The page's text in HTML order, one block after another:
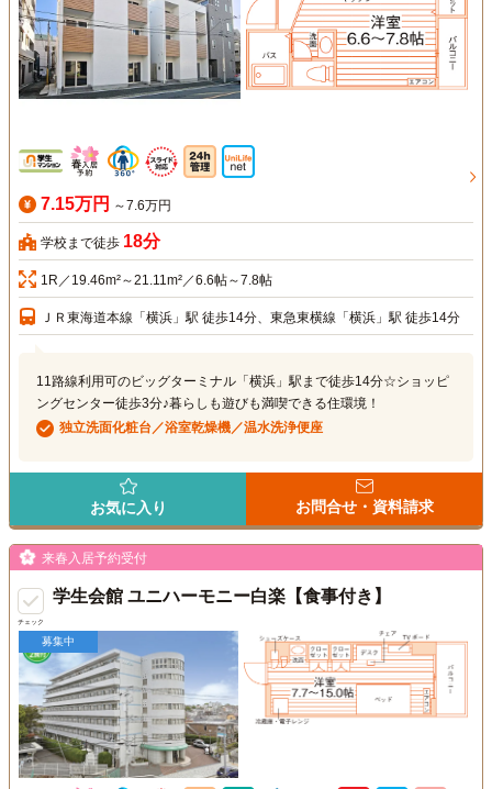
7.15万円 ～7.6万円
学校まで徒歩 18分
1R／19.46m²～21.11m²／6.6帖～7.8帖
ＪＲ東海道本線「横浜」駅 徒歩14分、東急東横線「横浜」駅 徒歩14分
11路線利用可のビッグターミナル「横浜」駅まで徒歩14分☆ショッピ
ングセンター徒歩3分♪暮らしも遊びも満喫できる住環境！
独立洗面化粧台／浴室乾燥機／温水洗浄便座
お気に入り お問合せ・資料請求
チェック
来春入居予約受付
学生会館 ユニハーモニー白楽【食事付き】
募集中